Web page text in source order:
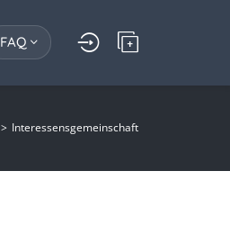
FAQ
Interessensgemeinschaft